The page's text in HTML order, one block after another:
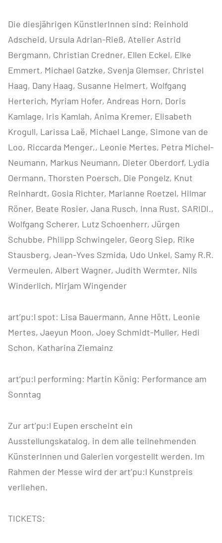
Die diesjährigen KünstlerInnen sind: Reinhold
Adscheid, Ursula Adrian-Rieß, Atelier Astrid
Bergmann, Christian Credner, Ellen Eckel, Elke
Emmert, Michael Gatzke, Svenja Glemser, Christel
Haag, Dany Haag, Susanne Helmert, Wolfgang
Herterich, Myriam Hofer, Andreas Horn, Doris
Kamlage, Iris Kamlah, Anima Kremer, Elisabeth
Krogull, Larissa Laë, Michael Lange, Simone van de
Loo, Riccarda Menger,, Leonie Mertes, Petra Michel-
Neumann, Markus Neumann, Dieter Oberdorf, Lydia
Oermann, Thorsten Poersch, Die Pongelz, Knut
Reinhardt, Gosia Richter, Marianne Roetzel, Hilmar
Röner, Beate Rosier, Jana Rusch, Inna Rust, SARIDI.,
Wolfgang Scherer, Lutz Schoenherr, Jürgen
Schubbe, Philipp Schwingeler, Georg Siep, Rike
Stausberg, Jean-Yves Szmida, Udo Unkel, Samy R.R.
Vermeulen, Albert Wagner, Judith Wermter, Nils
Winderlich, Mirjam Wingender
art’pu:l spot: Lisa Bauermann, Anne Hött, Leonie
Mertes, Jaeyun Moon, Joey Schmidt-Muller, Hedi
Schon, Katharina Ziemainz
art’pu:l performing: Martin König: Performance am
Sonntag
Zur art’pu:l Eupen erscheint ein
Ausstellungskatalog, in dem alle teilnehmenden
KünsterInnen und Galerien vorgestellt werden. Im
Rahmen der Messe wird der art’pu:l Kunstpreis
verliehen.
TICKETS: